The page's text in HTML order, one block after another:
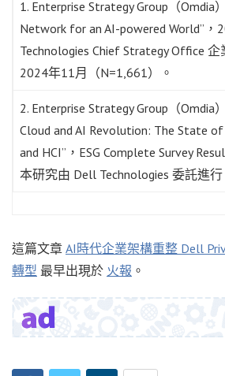
1. Enterprise Strategy Group（Omdia
Network for an AI-powered World”
Technologies Chief Strategy Office 企
2024年11月（N=1,661）。
2. Enterprise Strategy Group（Omdia
Cloud and AI Revolution: The State
and HCI”，ESG Complete Survey
本研究由 Dell Technologies 委託進行
這篇文章 AI時代企業架構重整 Dell
轉型 最早出現於 火報 。